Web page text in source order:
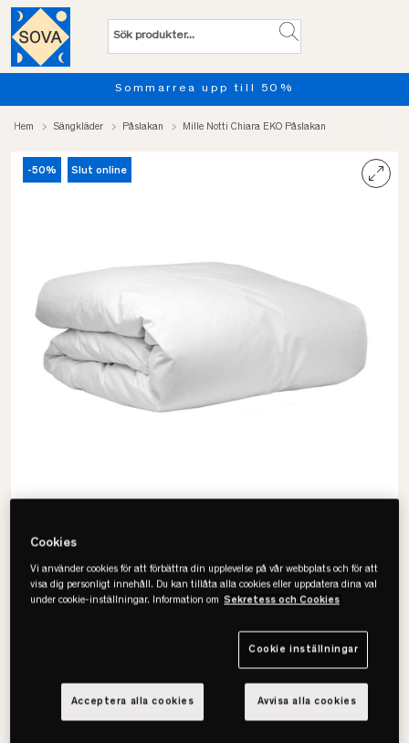
Sommarrea upp till 50%
Hem Sängkläder Påslakan Mille Notti Chiara EKO Påslakan
-50% Slut online
• 100% bomullspercale
Cookies
Vi använder cookies för att förbättra din upplevelse på vår webbplats och för att
visa dig personligt innehåll. Du kan tillåta alla cookies eller uppdatera dina val
under cookie-inställningar. Information om Sekretess och Cookies
Cookie inställningar
Avvisa alla cookies
Acceptera alla cookies